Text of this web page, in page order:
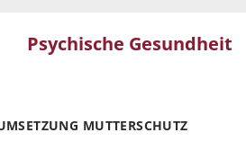
Psychische Gesundheit
MUTTERSCHUTZ